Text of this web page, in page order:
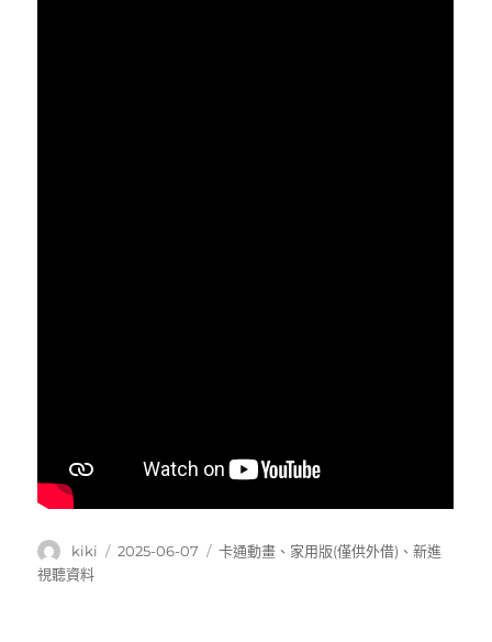
作
者
kiki
發
2025-06-07
分
卡通動畫 、 家用版(僅供外借) 、新進
視聽資料